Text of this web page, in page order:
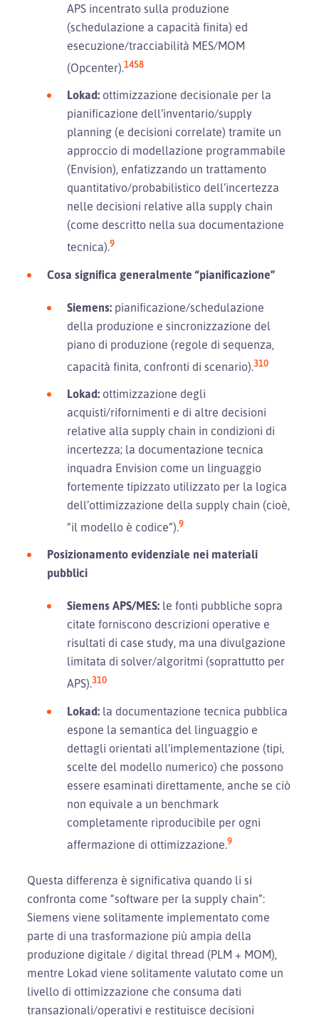
APS incentrato sulla produzione
(schedulazione a capacità finita) ed
esecuzione/tracciabilità MES/MOM
(Opcenter).1458
Lokad: ottimizzazione decisionale per la
pianificazione dell’inventario/supply
planning (e decisioni correlate) tramite un
approccio di modellazione programmabile
(Envision), enfatizzando un trattamento
quantitativo/probabilistico dell’incertezza
nelle decisioni relative alla supply chain
(come descritto nella sua documentazione
tecnica).9
Cosa significa generalmente “pianificazione”
Siemens: pianificazione/schedulazione
della produzione e sincronizzazione del
piano di produzione (regole di sequenza,
capacità finita, confronti di scenario).310
Lokad: ottimizzazione degli
acquisti/rifornimenti e di altre decisioni
relative alla supply chain in condizioni di
incertezza; la documentazione tecnica
inquadra Envision come un linguaggio
fortemente tipizzato utilizzato per la logica
dell’ottimizzazione della supply chain (cioè,
“il modello è codice”).9
Posizionamento evidenziale nei materiali
pubblici
Siemens APS/MES: le fonti pubbliche sopra
citate forniscono descrizioni operative e
risultati di case study, ma una divulgazione
limitata di solver/algoritmi (soprattutto per
APS).310
Lokad: la documentazione tecnica pubblica
espone la semantica del linguaggio e
dettagli orientati all’implementazione (tipi,
scelte del modello numerico) che possono
essere esaminati direttamente, anche se ciò
non equivale a un benchmark
completamente riproducibile per ogni
affermazione di ottimizzazione.9
Questa differenza è significativa quando li si
confronta come “software per la supply chain”:
Siemens viene solitamente implementato come
parte di una trasformazione più ampia della
produzione digitale / digital thread (PLM + MOM),
mentre Lokad viene solitamente valutato come un
livello di ottimizzazione che consuma dati
transazionali/operativi e restituisce decisioni